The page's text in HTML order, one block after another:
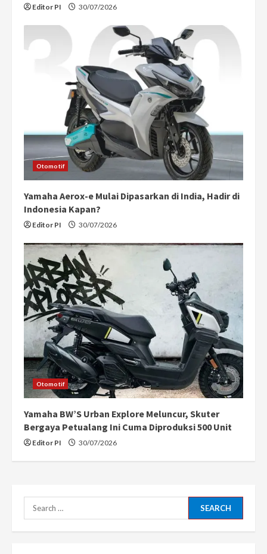
Editor PI 30/07/2026
Otomotif
Yamaha Aerox-e Mulai Dipasarkan di India, Hadir di
Indonesia Kapan?
Editor PI 30/07/2026
Otomotif
Yamaha BW’S Urban Explore Meluncur, Skuter
Bergaya Petualang Ini Cuma Diproduksi 500 Unit
Editor PI 30/07/2026
Search
for: